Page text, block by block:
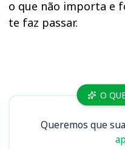
o que não importa e
te faz passar.
Cursos O
Queremos que